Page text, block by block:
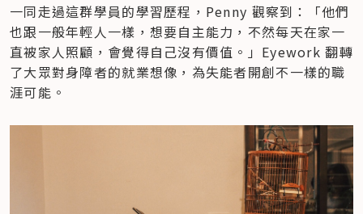
一同走過這群學員的學習歷程，Penny 觀察到：「他們
也跟一般年輕人一樣，想要自主能力，不然每天在家一
直被家人照顧，會覺得自己沒有價值。」Eyework 翻轉
了大眾對身障者的就業想像，為失能者開創不一樣的職
涯可能。